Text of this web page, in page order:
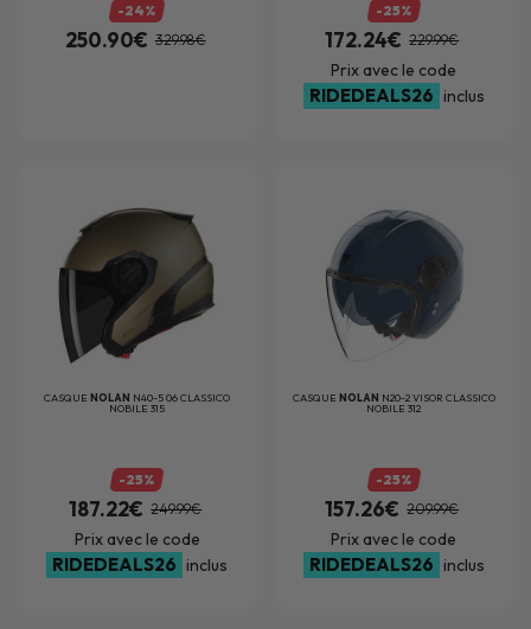
-24%
250.90€ 329.98€
-25%
172.24€ 229.99€
Prix avec le code
RIDEDEALS26 inclus
CASQUENOLAN N40-5 06 CLASSICO
NOBILE 315
-25%
187.22€ 249.99€
Prix avec le code
RIDEDEALS26 inclus
CASQUE NOLAN N20-2 VISOR CLASSICO
NOBILE 312
-25%
157.26€ 209.99€
Prix avec le code
RIDEDEALS26 inclus